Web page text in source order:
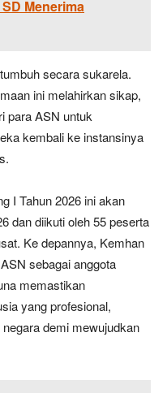
Menerima
secara sukarela.
ini melahirkan sikap,
para ASN untuk
kembali ke instansinya
I Tahun 2026 ini akan
dan diikuti oleh 55 peserta
​Ke depannya, Kemhan
sebagai anggota
memastikan
yang profesional,
demi mewujudkan